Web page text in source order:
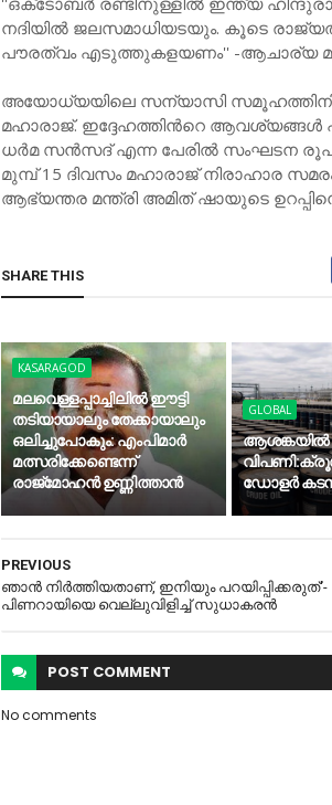
നദിയിൽ ജലസമാധിയടയും. കൂടെ
പൗരത്വം എടുത്തുകളയണം'' -ആചാര്യ
അയോധ്യയിലെ സന്യാസി
മഹാരാജ്​. ​ഇദ്ദേഹത്തിന്‍റെ ആവശ്യങ്ങൾ
ധർമ സൻസദ്​ എന്ന പേരിൽ സംഘടന
മുമ്പ്​ 15 ദിവസം മഹാരാജ്​ നിരാഹാര
ആഭ്യന്തര മന്ത്രി അമിത്​ ഷായുടെ
SHARE THIS
KASARAGOD
മലവെള്ളപ്പാച്ചിലില്‍ ഈട്ടി
തടിയായാലും തേക്കായാലും
ഒലിച്ചുപോകും: എംപിമാര്‍
മത്സരിക്കേണ്ടെന്ന്
രാജ്‌മോഹന്‍ ഉണ്ണിത്താന്‍
GLOBAL
ഡോളർ
PREVIOUS
ഞാന്‍ നിര്‍ത്തിയതാണ്, ഇനിയും പറയിപ്പിക്കരുത്'-
പിണറായിയെ വെല്ലുവിളിച്ച് സുധാകരന്‍
POST COMMENT
No comments